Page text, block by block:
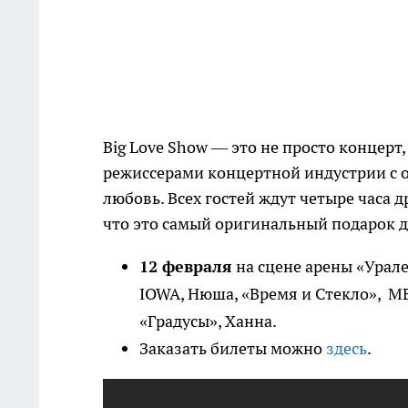
Big Love Show — это не просто
режиссерами концертной индустрии с
любовь. Всех гостей ждут четыре
что это самый оригинальный подарок
12 февраля на сцене арены
IOWA, Нюша, «Время и Стекло»,
«Градусы», Ханна.
Заказать билеты можно здесь.